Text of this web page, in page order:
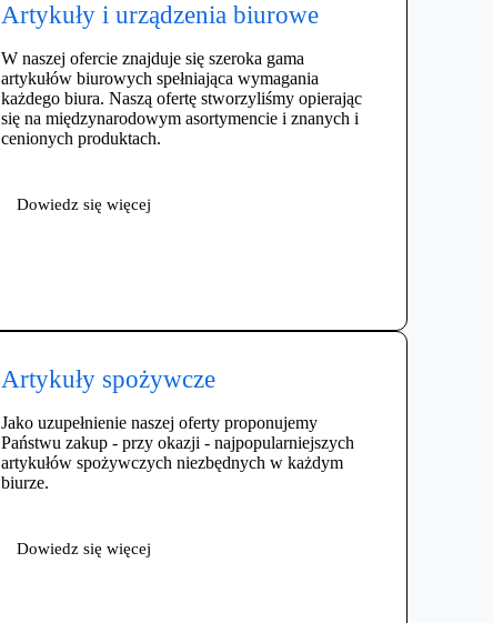
Artykuły i urządzenia biurowe
W naszej ofercie znajduje się szeroka gama
artykułów biurowych spełniająca wymagania
każdego biura. Naszą ofertę stworzyliśmy opierając
się na międzynarodowym asortymencie i znanych i
cenionych produktach.
Dowiedz się więcej
Artykuły spożywcze
Jako uzupełnienie naszej oferty proponujemy
Państwu zakup - przy okazji - najpopularniejszych
artykułów spożywczych niezbędnych w każdym
biurze.
Dowiedz się więcej